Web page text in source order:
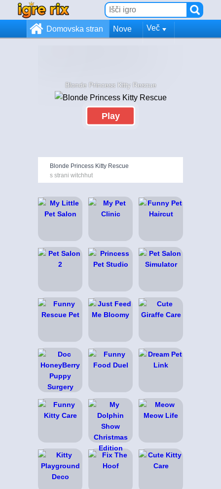
Domovska stran Nove Več
Blonde Princess Kitty Rescue
Play
Blonde Princess Kitty Rescue
s strani witchhut